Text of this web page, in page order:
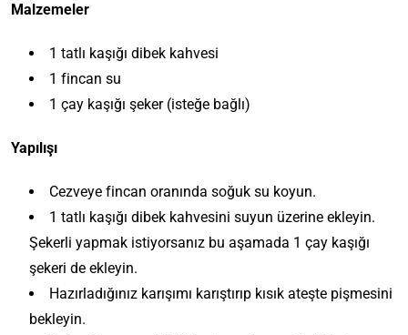
Malzemeler
1 tatlı kaşığı dibek kahvesi
1 fincan su
1 çay kaşığı şeker (isteğe bağlı)
Yapılışı
Cezveye fincan oranında soğuk su koyun.
1 tatlı kaşığı dibek kahvesini suyun üzerine ekleyin.
Şekerli yapmak istiyorsanız bu aşamada 1 çay kaşığı
şekeri de ekleyin.
Hazırladığınız karışımı karıştırıp kısık ateşte pişmesini
bekleyin.